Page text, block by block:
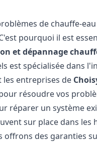
de chauffe-
pourquoi il est
et dépannage
est spécialisée dans
les entreprises de
résoudre vos
réparer un système
sur place dans les
des garanties